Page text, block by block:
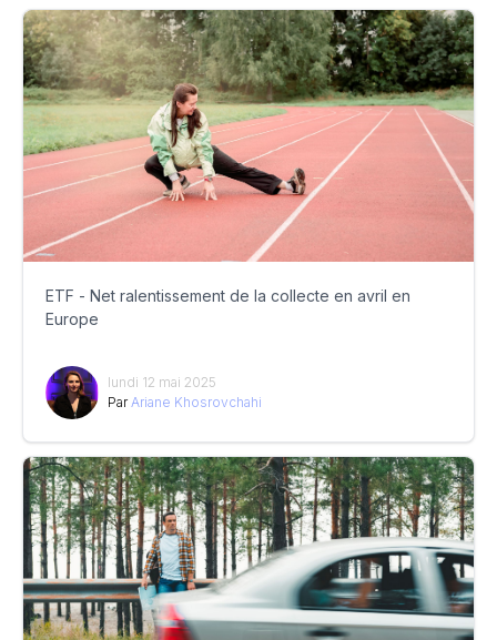
ETF - Net ralentissement de la collecte en avril en
Europe
lundi 12 mai 2025
Par Ariane Khosrovchahi